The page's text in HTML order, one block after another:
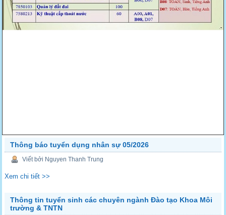
Thông báo tuyển dụng nhân sự 05/2026
Viết bởi Nguyen Thanh Trung
Xem chi tiết >>
Thông tin tuyển sinh các chuyên ngành Đào tạo Khoa Môi
trường & TNTN